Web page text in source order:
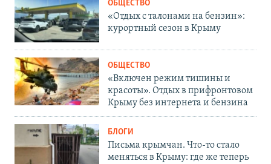
ОБЩЕСТВО
«Отдых с талонами на бензин»:
курортный сезон в Крыму
ОБЩЕСТВО
«Включен режим тишины и
красоты». Отдых в прифронтовом
Крыму без интернета и бензина
БЛОГИ
Письма крымчан. Что-то стало
меняться в Крыму: где же теперь